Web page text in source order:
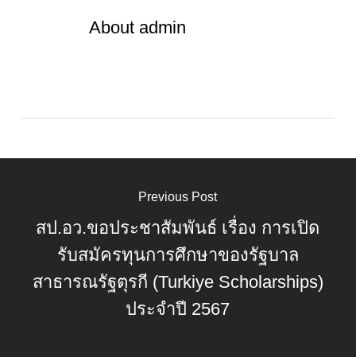
Aboutadmin
Previous Post
สป.อว.ขอประชาสัมพันธ์ เรื่อง การเปิด
รับสมัครทุนการศึกษาของรัฐบาล
สาธารณรัฐตุรกี (Turkiye Scholarships)
ประจำปี 2567